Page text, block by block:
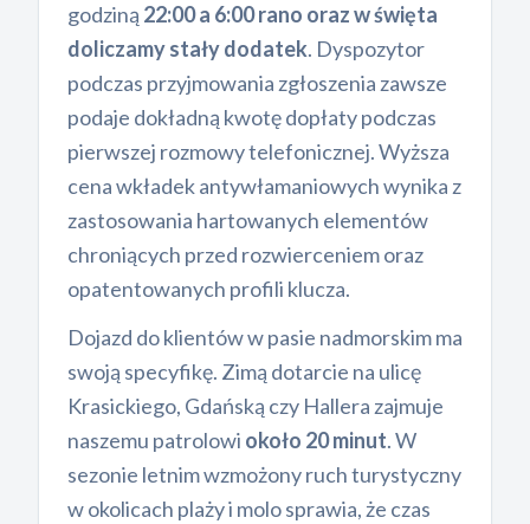
godziną 22:00 a 6:00 rano oraz w święta
doliczamy stały dodatek. Dyspozytor
podczas przyjmowania zgłoszenia zawsze
podaje dokładną kwotę dopłaty podczas
pierwszej rozmowy telefonicznej. Wyższa
cena wkładek antywłamaniowych wynika z
zastosowania hartowanych elementów
chroniących przed rozwierceniem oraz
opatentowanych profili klucza.
Dojazd do klientów w pasie nadmorskim ma
swoją specyfikę. Zimą dotarcie na ulicę
Krasickiego, Gdańską czy Hallera zajmuje
naszemu patrolowi około 20 minut. W
sezonie letnim wzmożony ruch turystyczny
w okolicach plaży i molo sprawia, że czas